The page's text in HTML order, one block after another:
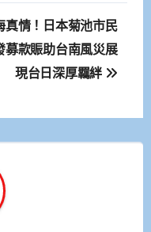
真情！日本菊池市民
募款賑助台南風災展
現台日深厚羈絆